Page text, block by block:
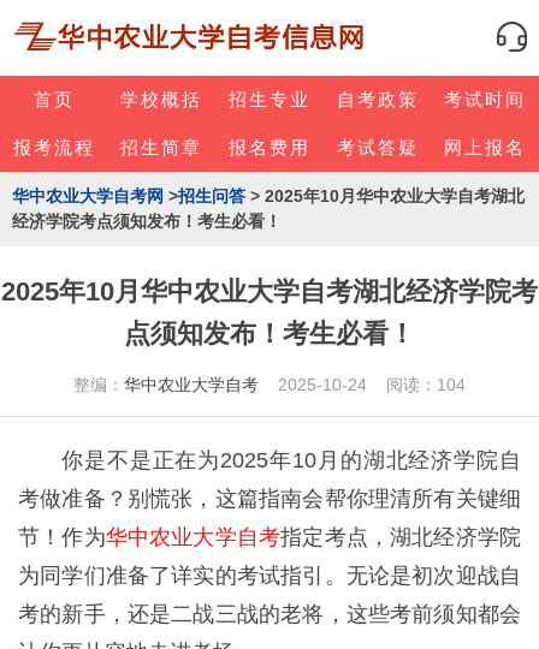
首页 学校概括 招生专业 自考政策 考试时间
报考流程 招生简章 报名费用 考试答疑 网上报名
华中农业大学自考网 >招生问答 > 2025年10月华中农业大学自考湖北
经济学院考点须知发布！考生必看！
2025年10月华中农业大学自考湖北经济学院考
点须知发布！考生必看！
整编： 华中农业大学自考 2025-10-24 阅读：104
你是不是正在为2025年10月的湖北经济学院自
考做准备？别慌张，这篇指南会帮你理清所有关键细
节！作为华中农业大学自考指定考点，湖北经济学院
为同学们准备了详实的考试指引。无论是初次迎战自
考的新手，还是二战三战的老将，这些考前须知都会